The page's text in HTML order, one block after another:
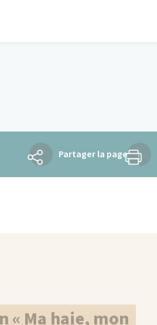
Partager la page
« Ma haie, mon